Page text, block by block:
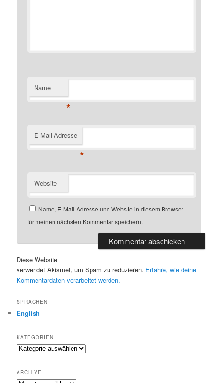
Name
*
E-Mail-Adresse
*
Website
Name, E-Mail-Adresse und Website in diesem Browser
für meinen nächsten Kommentar speichern.
Diese Website
verwendet Akismet, um Spam zu reduzieren. Erfahre, wie deine
Kommentardaten verarbeitet werden.
SPRACHEN
English
KATEGORIEN
Kategorien
ARCHIVE